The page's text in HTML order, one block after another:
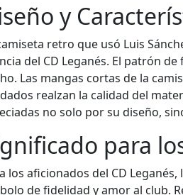
y
retro que usó Luis
del CD Leganés. El patrón
Las mangas cortas de la
realzan la calidad del
no solo por su diseño,
para
los aficionados del CD
de fidelidad y amor al club.